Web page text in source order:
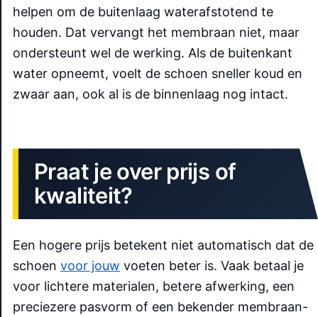
helpen om de buitenlaag waterafstotend te
houden. Dat vervangt het membraan niet, maar
ondersteunt wel de werking. Als de buitenkant
water opneemt, voelt de schoen sneller koud en
zwaar aan, ook al is de binnenlaag nog intact.
Praat je over prijs of
kwaliteit?
Een hogere prijs betekent niet automatisch dat de
schoen voor jouw voeten beter is. Vaak betaal je
voor lichtere materialen, betere afwerking, een
preciezere pasvorm of een bekender membraan-